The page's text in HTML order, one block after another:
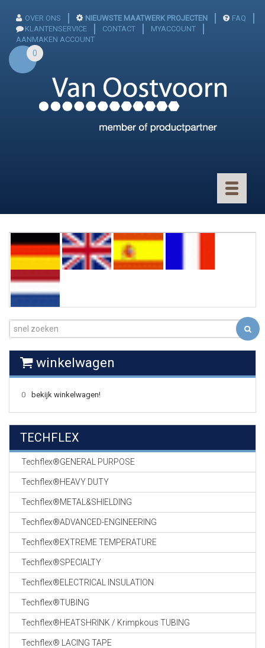
OVER ONS NIEUWSTE MAATWERK PROJECTEN
FAQ
KLANTENSERVICE
CONTACT
MYACCOUNT
AANMAKEN ACCOUNT
0
Toggle
CONNECTOREN
EN
GEVLOCHTEN KOUS
EN
KOPER KABEL
KOPER/FIBER
KABELS
EN
TOEBEHOREN
CABLE EQUIPEMENTS
winkelwagen
0 bekijk winkelwagen!
TECHFLEX
Techflex®GENERAL PURPOSE
Techflex®HEAVY DUTY
Techflex®METAL&SHIELDING
Techflex®ADVANCED-ENGINEERING
Techflex®EXTREME TEMPERATURE
Techflex®SPECIALTY
Techflex®ELECTRICAL INSULATION
Techflex®TUBING
Techflex®HEATSHRINK / Krimpkous TUBING
Techflex® LACING TAPE